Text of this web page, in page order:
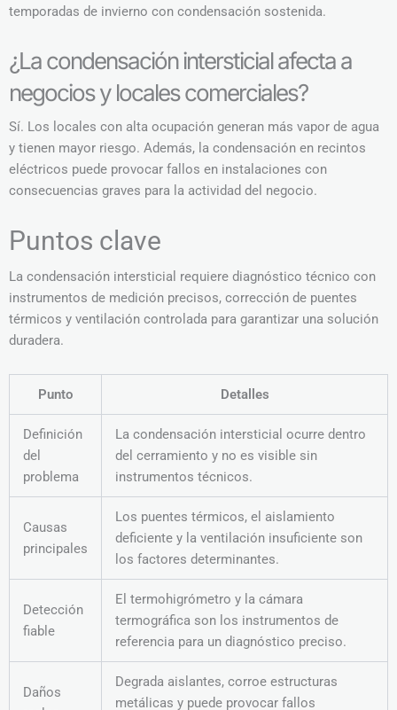
temporadas de invierno con condensación sostenida.
¿La condensación intersticial afecta a
negocios y locales comerciales?
Sí. Los locales con alta ocupación generan más vapor de agua
y tienen mayor riesgo. Además, la condensación en recintos
eléctricos puede provocar fallos en instalaciones con
consecuencias graves para la actividad del negocio.
Puntos clave
La condensación intersticial requiere diagnóstico técnico con
instrumentos de medición precisos, corrección de puentes
térmicos y ventilación controlada para garantizar una solución
duradera.
Punto Detalles
Definición
del
problema
La condensación intersticial ocurre dentro
del cerramiento y no es visible sin
instrumentos técnicos.
Causas
principales
Los puentes térmicos, el aislamiento
deficiente y la ventilación insuficiente son
los factores determinantes.
Detección
fiable
El termohigrómetro y la cámara
termográfica son los instrumentos de
referencia para un diagnóstico preciso.
Daños
Degrada aislantes, corroe estructuras
metálicas y puede provocar fallos